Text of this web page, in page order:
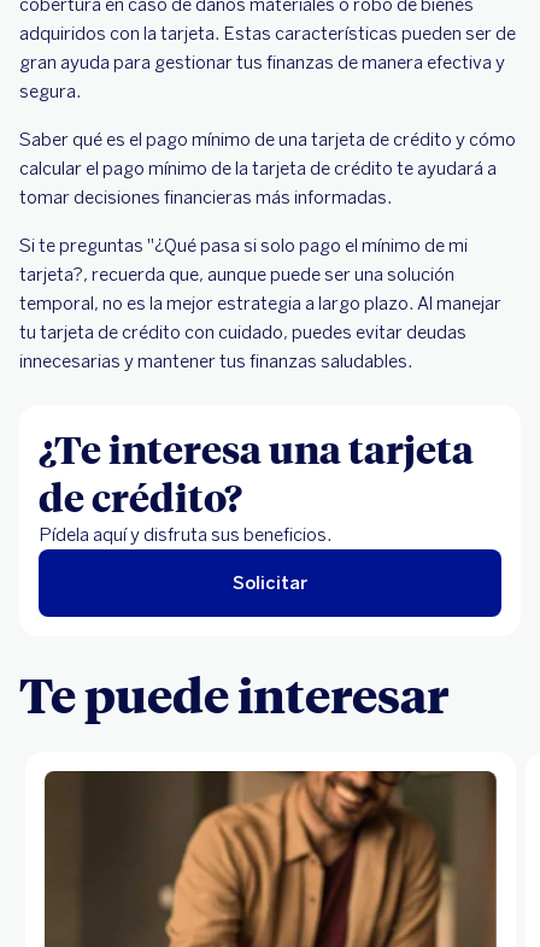
cobertura en caso de daños materiales o robo de bienes
adquiridos con la tarjeta. Estas características pueden ser de
gran ayuda para gestionar tus finanzas de manera efectiva y
segura.
Saber qué es el pago mínimo de una tarjeta de crédito y cómo
calcular el pago mínimo de la tarjeta de crédito te ayudará a
tomar decisiones financieras más informadas.
Si te preguntas "¿Qué pasa si solo pago el mínimo de mi
tarjeta?, recuerda que, aunque puede ser una solución
temporal, no es la mejor estrategia a largo plazo. Al manejar
tu tarjeta de crédito con cuidado, puedes evitar deudas
innecesarias y mantener tus finanzas saludables.
¿Te interesa una tarjeta
de crédito?
Pídela aquí y disfruta sus beneficios.
Solicitar
Te puede interesar